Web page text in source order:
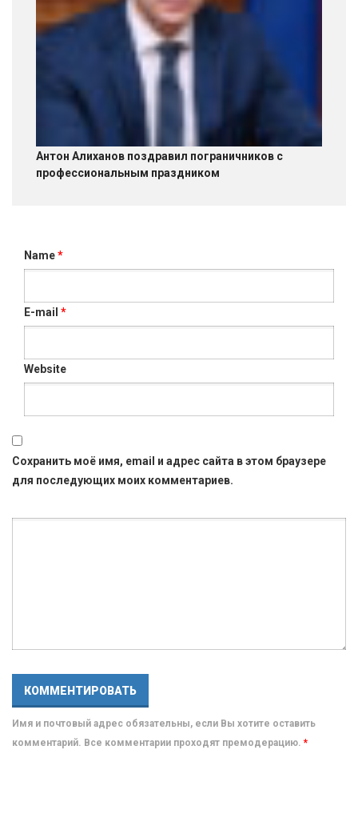
Антон Алиханов поздравил пограничников с
профессиональным праздником
Name*
E-mail *
Website
Сохранить моё имя, email и адрес сайта в этом браузере
для последующих моих комментариев.
Имя и почтовый адрес обязательны, если Вы хотите оставить
комментарий. Все комментарии проходят премодерацию. *